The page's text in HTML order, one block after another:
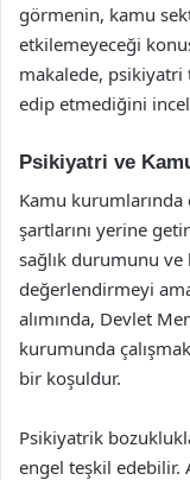
görmenin, kamu
etkilemeyeceği
makalede,
edip etmediğini
Psikiyatri ve
Kamu
şartlarını yerine
sağlık durumunu
değerlendirmeyi
alımında, Devlet
kurumunda
bir koşuldur.
Psikiyatrik
engel teşkil edebilir.